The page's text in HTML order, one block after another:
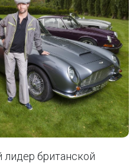
британской